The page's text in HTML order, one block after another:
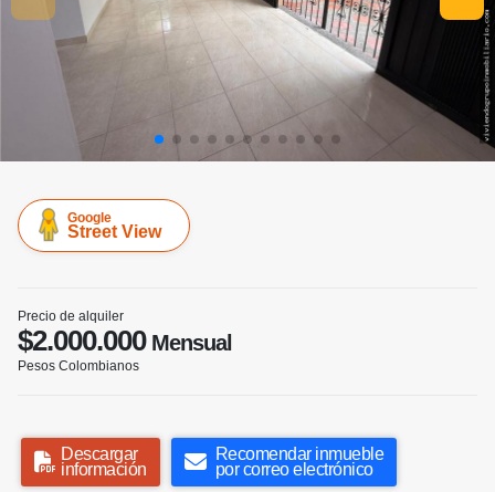
Google
Street View
Precio de alquiler
$2.000.000Mensual
Pesos Colombianos
Descargar
información
Recomendar inmueble
por correo electrónico